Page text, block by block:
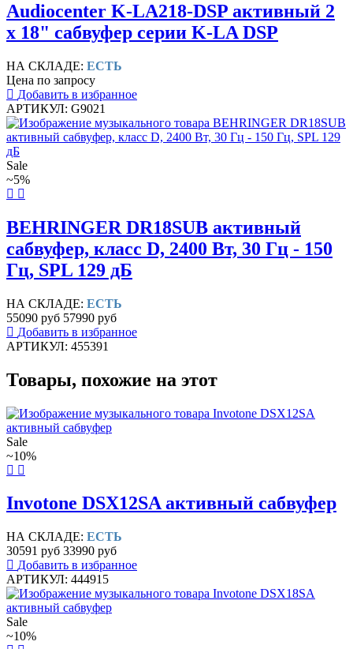
Audiocenter K-LA218-DSP активный 2
х 18" сабвуфер серии K-LA DSP
НА СКЛАДЕ: ЕСТЬ
Цена по запросу
Добавить в избранное
АРТИКУЛ: G9021
Sale
~5%
BEHRINGER DR18SUB активный
сабвуфер, класс D, 2400 Вт, 30 Гц - 150
Гц, SPL 129 дБ
НА СКЛАДЕ: ЕСТЬ
55090 руб 57990 руб
Добавить в избранное
АРТИКУЛ: 455391
Товары, похожие на этот
Sale
~10%
Invotone DSX12SA активный сабвуфер
НА СКЛАДЕ: ЕСТЬ
30591 руб 33990 руб
Добавить в избранное
АРТИКУЛ: 444915
Sale
~10%